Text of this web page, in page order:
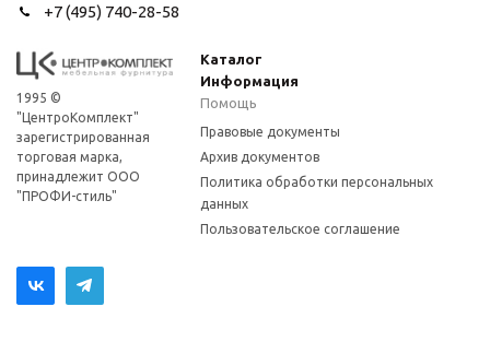
+7 (495) 740-28-58
1995 ©
"ЦентроКомплект"
зарегистрированная
торговая марка,
принадлежит ООО
"ПРОФИ-стиль"
Каталог
Информация
Помощь
Правовые документы
Архив документов
Политика обработки персональных
данных
Пользовательское соглашение